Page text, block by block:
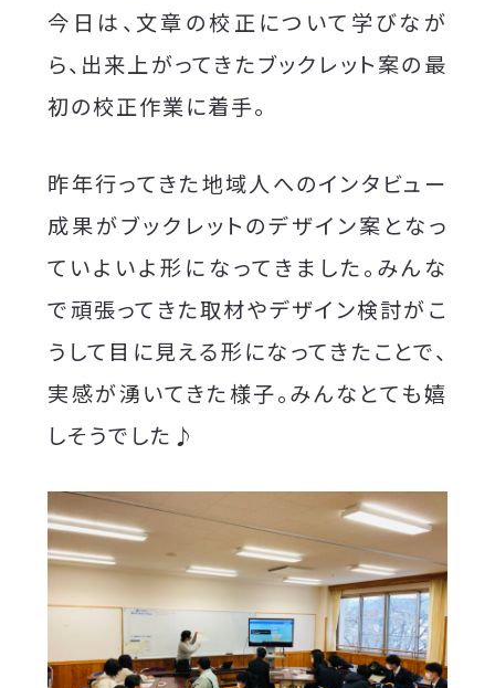
今日は、文章の校正について学びなが
ら、出来上がってきたブックレット案の最
初の校正作業に着手。
昨年行ってきた地域人へのインタビュー
成果がブックレットのデザイン案となっ
ていよいよ形になってきました。みんな
で頑張ってきた取材やデザイン検討がこ
うして目に見える形になってきたことで、
実感が湧いてきた様子。みんなとても嬉
しそうでした♪